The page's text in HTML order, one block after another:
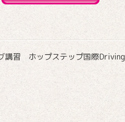
講習 ホップステップ国際Driving